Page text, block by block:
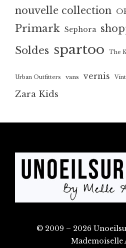
nouvelle collection
Primark Sephora
Soldes spartoo The
Urban Outfitters vans vernis
Zara Kids
© 2009 – 2026
Mademoiselle